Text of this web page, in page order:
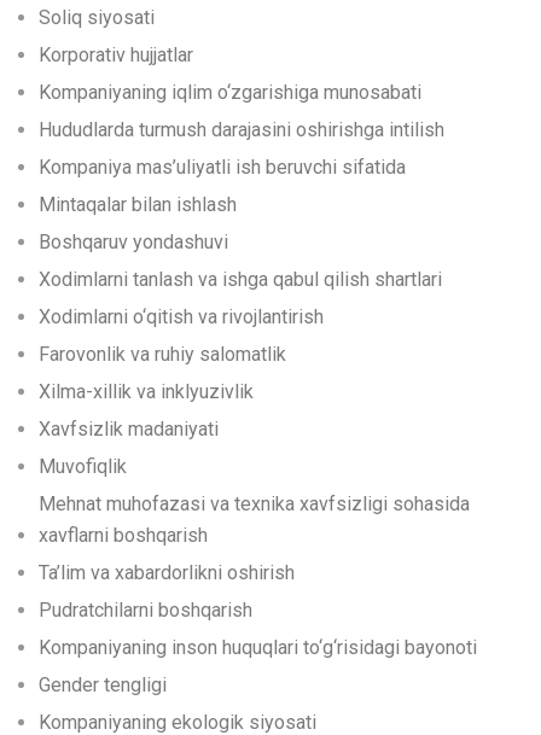
Soliq siyosati
Korporativ hujjatlar
Kompaniyaning iqlim o‘zgarishiga munosabati
Hududlarda turmush darajasini oshirishga intilish
Kompaniya mas’uliyatli ish beruvchi sifatida
Mintaqalar bilan ishlash
Boshqaruv yondashuvi
Xodimlarni tanlash va ishga qabul qilish shartlari
Xodimlarni o‘qitish va rivojlantirish
Farovonlik va ruhiy salomatlik
Xilma-xillik va inklyuzivlik
Xavfsizlik madaniyati
Muvofiqlik
Mehnat muhofazasi va texnika xavfsizligi sohasida
xavflarni boshqarish
Ta’lim va xabardorlikni oshirish
Pudratchilarni boshqarish
Kompaniyaning inson huquqlari to‘g‘risidagi bayonoti
Gender tengligi
Kompaniyaning ekologik siyosati